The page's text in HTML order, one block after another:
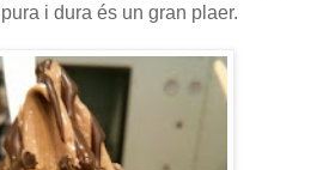
i dura és un gran plaer.